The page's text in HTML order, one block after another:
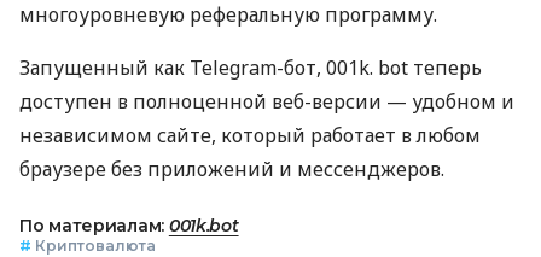
многоуровневую реферальную программу.
Запущенный как Telegram-бот, 001k. bot теперь
доступен в полноценной веб-версии — удобном и
независимом сайте, который работает в любом
браузере без приложений и мессенджеров.
По материалам: 001k.bot
# Криптовалюта